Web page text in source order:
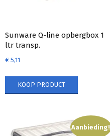
Sunware Q-line opbergbox 1
ltr transp.
€ 5,11
KOOP PRODUCT
Aanbieding!